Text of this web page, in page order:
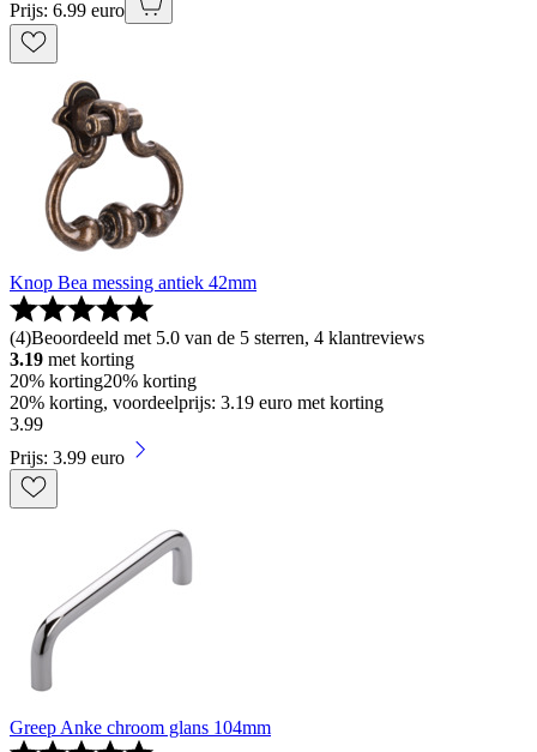
Prijs: 6.99 euro
Knop Bea messing antiek 42mm
(4)Beoordeeld met 5.0 van de 5 sterren, 4 klantreviews
3.19 met korting
20% korting20% korting
20% korting, voordeelprijs: 3.19 euro met korting
3.99
Prijs: 3.99 euro
Greep Anke chroom glans 104mm